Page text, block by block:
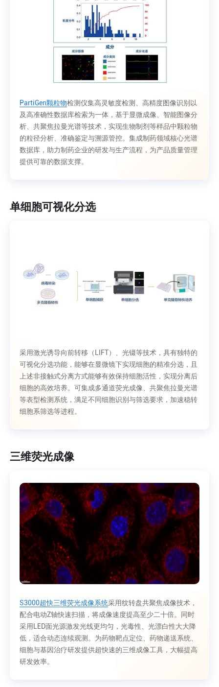
PartiGen颗粒物检测仪集高灵敏度检测、高精度图像识别以
及高准确性数据库检索为一体，基于显微成像、智能图像分
析、共聚焦拉曼光谱等技术，实现生物制剂等样品中颗粒物
的粒径分析、准确鉴定与溯源管控。集成制药领域核心光谱
数据库，助力制药企业的研发与生产流程，为产品质量管理
提供可靠的数据支撑。
单细胞可视化分选
采用激光诱导向前转移（LIFT）、光镊等技术，具有独特的
可视化分选功能，能够在显微镜下实现细胞的精准分选，且
上述非接触式分离方式能够有效保持细胞活性，实现分离后
细胞的高效培养。可集成多通道荧光成像、共聚焦拉曼光谱
等表型检测系统，满足不同细胞识别与筛选要求，加速稳转
细胞系筛选等进程。
三维荧光成像
S3000超快三维荧光成像系统采用纹转盘共聚焦成像技术，
配合电动Z轴快速扫描，将成像速度提高至少二十倍。同时
采用LED面光源激发光线更均匀，光毒性、光漂白性大大降
低，适合动态连续观测。为药物靶点定位、药物递送系统、
细胞与基因治疗研发提供超快速的三维成像工具，大幅提高
研发效率。